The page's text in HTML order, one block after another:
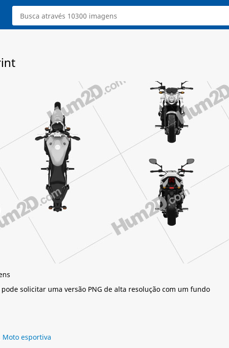
solicitar uma versão PNG de alta resolução com um fundo
Moto esportiva